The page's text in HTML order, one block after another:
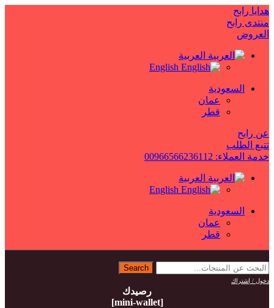
هدايا رابح
منتدى رابح
العروض
العربية
English
السعودية
عمان
قطر
عن رابح
تتبع الطلب
خدمة العملاء: 00966566236112
العربية
English
السعودية
عمان
قطر
Search
دخول / إشتراك
رصيدك
[mini-wallet]